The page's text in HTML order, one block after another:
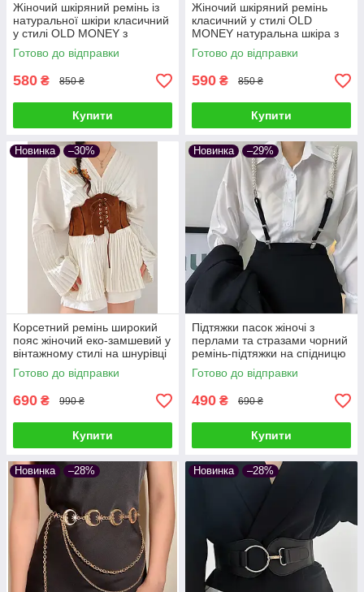
Жіночий шкіряний ремінь із
натуральної шкіри класичний
у стилі OLD MONEY з
матовою золотою пряжкою
підкова мінімалістичний
Готово до відправки
580 ₴ 850 ₴
Купити
Жіночий шкіряний ремінь
класичний у стилі OLD
MONEY натуральна шкіра з
золотою пряжкою
мінімалістичний коричневий
карамельний руди
Готово до відправки
590 ₴ 850 ₴
Купити
Новинка –30%
Корсетний ремінь широкий
пояс жіночий еко-замшевий у
вінтажному стилі на шнурівці
S
Готово до відправки
690 ₴ 990 ₴
Купити
Новинка –29%
Підтяжки пасок жіночі з
перлами та стразами чорний
ремінь-підтяжки на спідницю
шорти штани
Готово до відправки
490 ₴ 690 ₴
Купити
Новинка –28% Новинка –28%